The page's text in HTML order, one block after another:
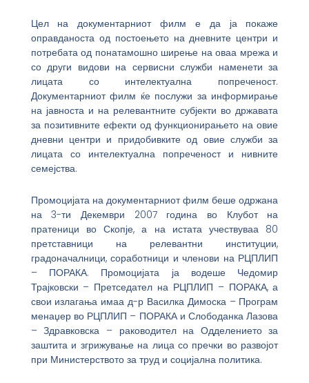
Цел на документарниот филм е да ја покаже
оправданоста од постоењето на дневните центри и
потребата од понатамошно ширење на оваа мрежа и
со други видови на сервисни служби наменети за
лицата со интелектуална попреченост.
Документарниот филм ќе послужи за информирање
на јавноста и на релевантните субјекти во државата
за позитивните ефекти од функционирањето на овие
дневни центри и придобивките од овие служби за
лицата со интелектуална попреченост и нивните
семејства.
Промоцијата на документарниот филм беше одржана
на 3-ти Декември 2007 година во Клубот на
пратеници во Скопје, а на истата учествуваа 80
претставници на релевантни институции,
градоначалници, соработници и членови на РЦПЛИП
– ПОРАКА. Промоцијата ја водеше Чедомир
Трајковски – Претседател на РЦПЛИП – ПОРАКА, а
свои излагања имаа д-р Василка Димоска – Програм
менаџер во РЦПЛИП – ПОРАКА и Слободанка Лазова
– Здравковска – раководител на Одделението за
заштита и згрижување на лица со пречки во развојот
при Министерството за труд и социјална политика.